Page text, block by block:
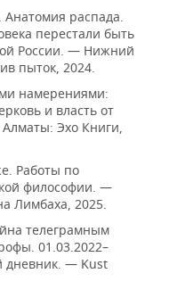
распада.
перестали быть
России. — Нижний
пыток, 2024.
намерениями:
и власть от
Эхо Книги,
Работы по
философии. —
Лимбаха, 2025.
телеграмным
01.03.2022–
дневник. — Kust